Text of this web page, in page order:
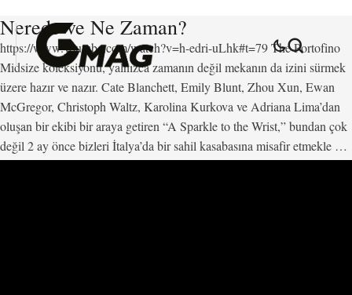
Nerede ve Ne Zaman?
https://www.youtube.com/watch?v=h-edri-uLhk#t=79 The Portofino
Midsize koleksiyonu, yalnızca zamanın değil mekanın da izini sürmek
üzere hazır ve nazır. Cate Blanchett, Emily Blunt, Zhou Xun, Ewan
McGregor, Christoph Waltz, Karolina Kurkova ve Adriana Lima’dan
oluşan bir ekibi bir araya getiren “A Sparkle to the Wrist,” bundan çok
değil 2 ay önce bizleri İtalya’da bir sahil kasabasına misafir etmekle …